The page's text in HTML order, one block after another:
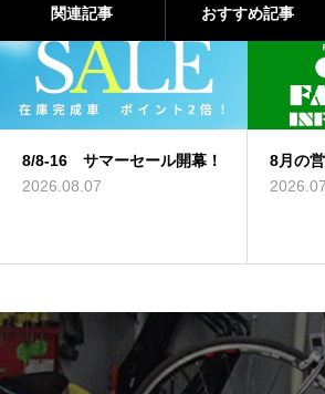
関連記事 おすすめ記事
ール開幕！
8月の営業案内